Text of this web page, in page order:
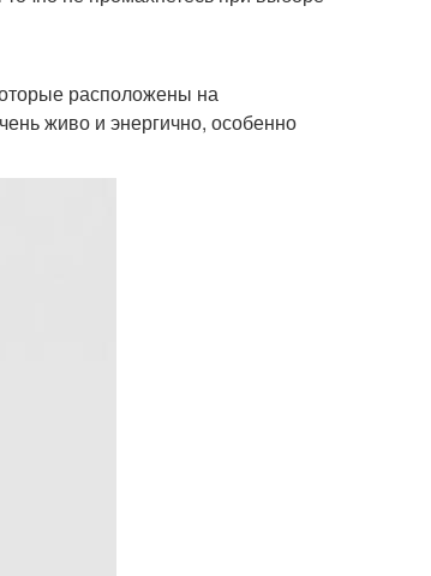
расположены на
живо и энергично, особенно